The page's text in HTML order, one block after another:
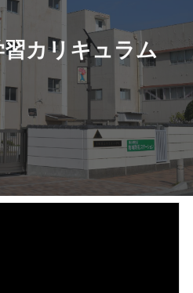
カリキュラム